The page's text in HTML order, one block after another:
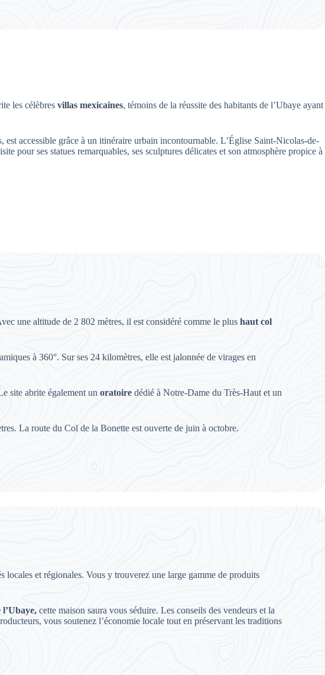
les célèbresvillas mexicaines, témoins de la réussite des habitants de l’Ubaye ayant
est accessible grâce à un itinéraire urbain incontournable. L’Église Saint-Nicolas-de-
pour ses statues remarquables, ses sculptures délicates et son atmosphère propice à
une altitude de 2 802 mètres, il est considéré comme le plushaut col
à 360°. Sur ses 24 kilomètres, elle est jalonnée de virages en
site abrite également unoratoire dédié à Notre-Dame du Très-Haut et un
La route du Col de la Bonette est ouverte de juin à octobre.
et régionales. Vous y trouverez une large gamme de produits
l’Ubaye, cette maison saura vous séduire. Les conseils des vendeurs et la
vous soutenez l’économie locale tout en préservant les traditions